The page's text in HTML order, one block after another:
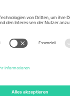
Plattformanbieters
der jeweiligen